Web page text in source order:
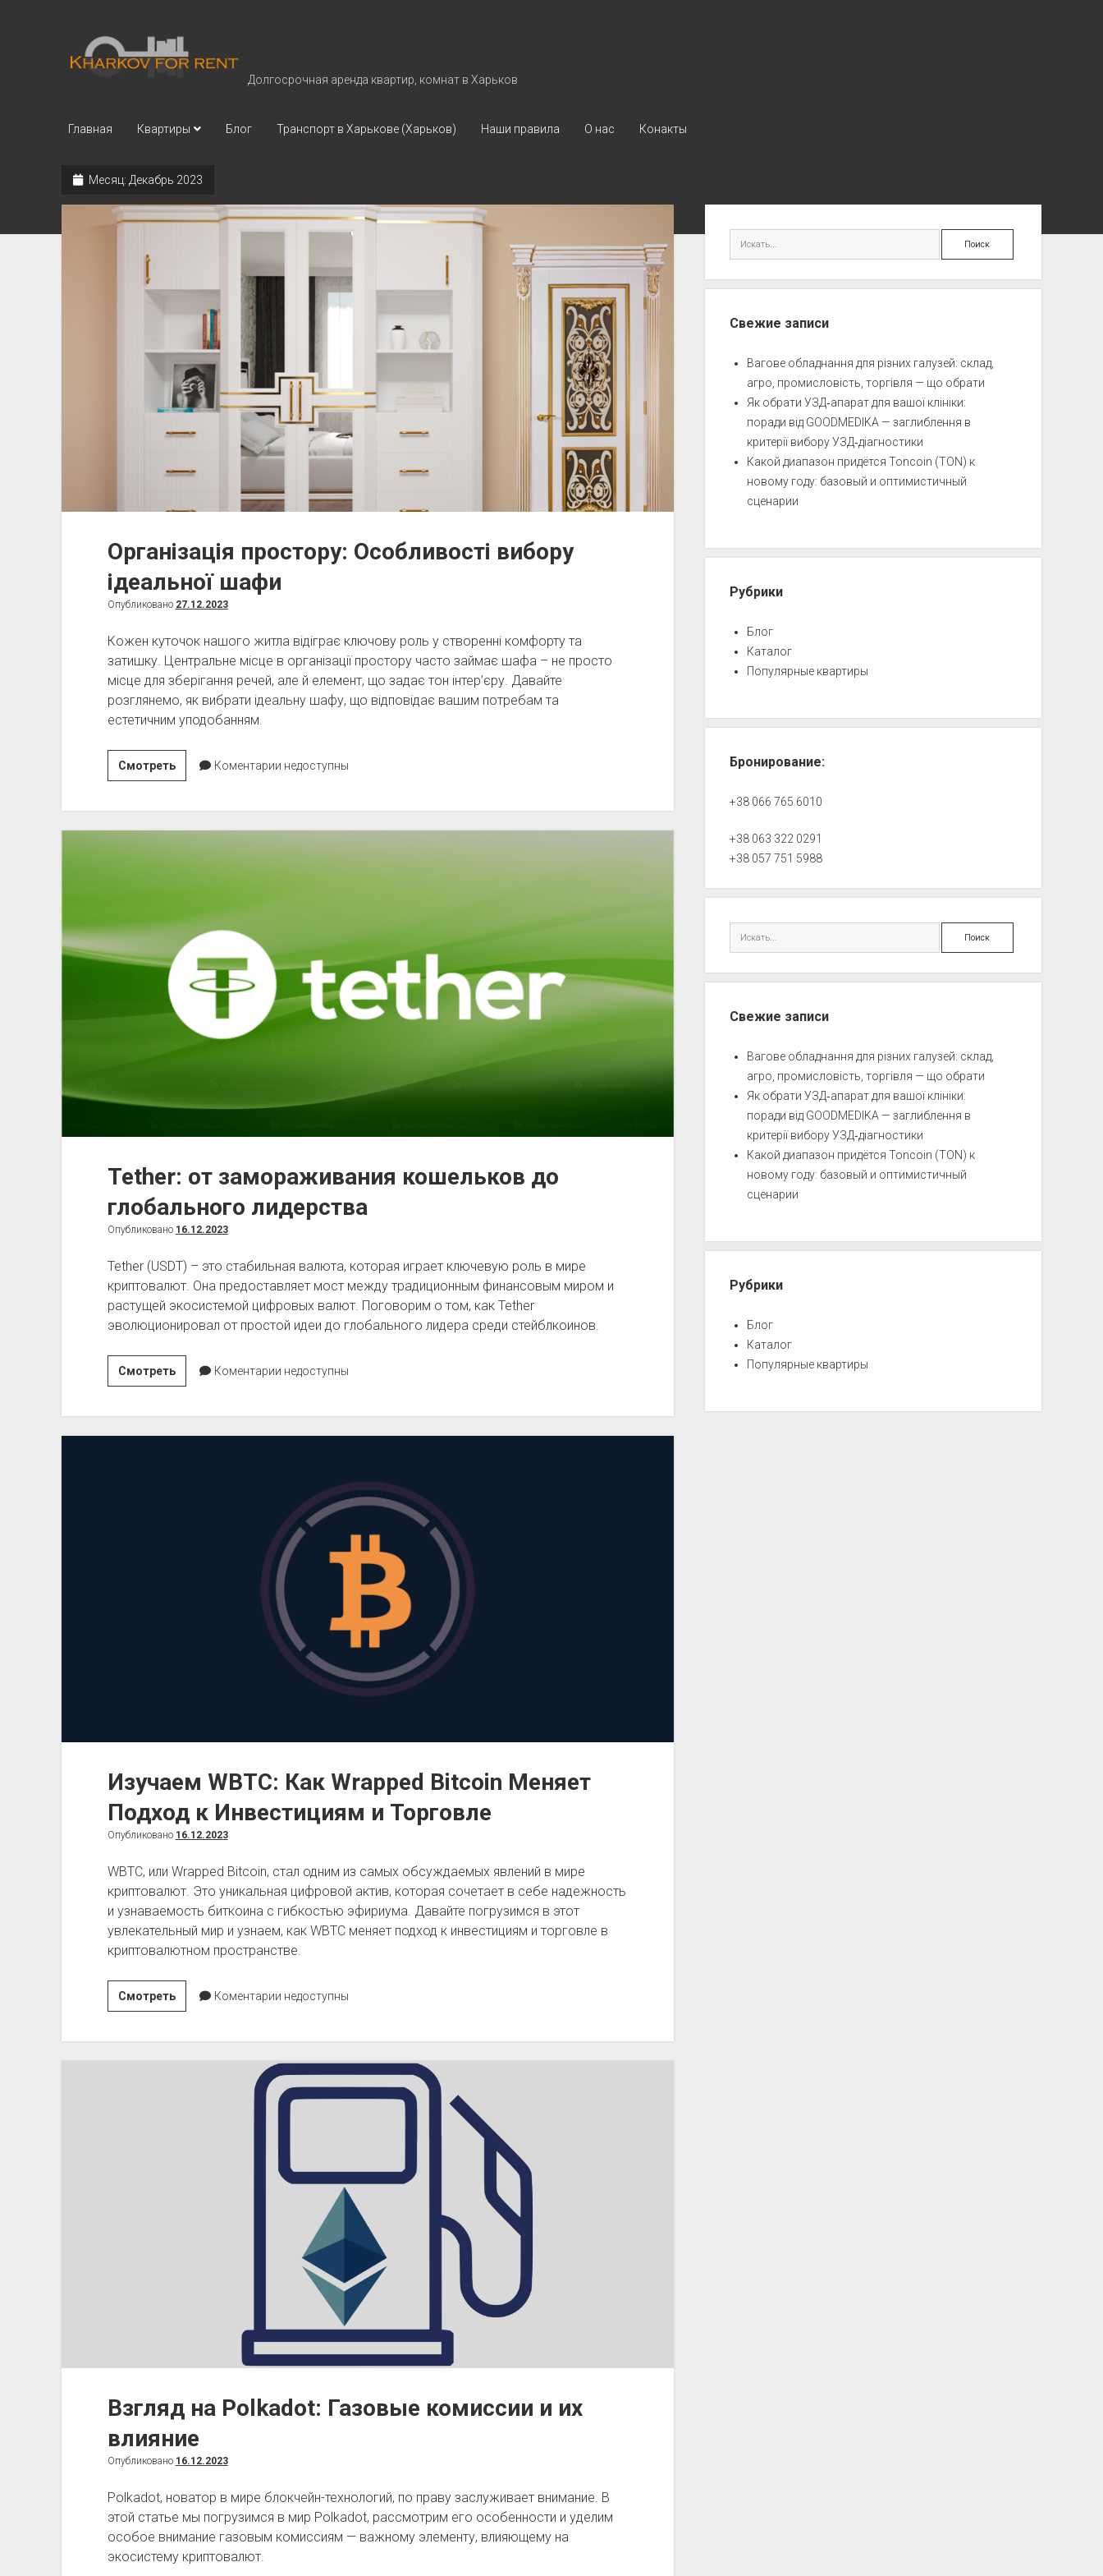
Kharkov
for
Долгосрочная аренда квартир, комнат в Харьков
Главная Квартиры Блог Транспорт в Харькове (Харьков) Наши правила О нас Конакты
Месяц: Декабрь 2023
Організація простору: Особливості вибору
ідеальної шафи
Опубликовано 27.12.2023
Кожен куточок нашого житла відіграє ключову роль у створенні комфорту та
затишку. Центральне місце в організації простору часто займає шафа – не просто
місце для зберігання речей, але й елемент, що задає тон інтер’єру. Давайте
розглянемо, як вибрати ідеальну шафу, що відповідає вашим потребам та
естетичним уподобанням.
СмотретьОрганізація
простору:
Коментарии недоступны
Tether: от замораживания кошельков до
глобального лидерства
Опубликовано 16.12.2023
Tether (USDT) – это стабильная валюта, которая играет ключевую роль в мире
криптовалют. Она предоставляет мост между традиционным финансовым миром и
растущей экосистемой цифровых валют. Поговорим о том, как Tether
эволюционировал от простой идеи до глобального лидера среди стейблкоинов.
СмотретьTether:
от
Коментарии недоступны
Изучаем WBTC: Как Wrapped Bitcoin Меняет
Подход к Инвестициям и Торговле
Опубликовано 16.12.2023
WBTC, или Wrapped Bitcoin, стал одним из самых обсуждаемых явлений в мире
криптовалют. Это уникальная цифровой актив, которая сочетает в себе надежность
и узнаваемость биткоина с гибкостью эфириума. Давайте погрузимся в этот
увлекательный мир и узнаем, как WBTC меняет подход к инвестициям и торговле в
криптовалютном пространстве.
СмотретьИзучаем
WBTC:
Коментарии недоступны
Взгляд на Polkadot: Газовые комиссии и их
влияние
Опубликовано 16.12.2023
Polkadot, новатор в мире блокчейн-технологий, по праву заслуживает внимание. В
этой статье мы погрузимся в мир Polkadot, рассмотрим его особенности и уделим
особое внимание газовым комиссиям — важному элементу, влияющему на
экосистему криптовалют.
панель
Поиск
Свежие записи
Вагове обладнання для різних галузей: склад,
агро, промисловість, торгівля — що обрати
Як обрати УЗД‑апарат для вашої клініки:
поради від GOODMEDIKA — заглиблення в
критерії вибору УЗД‑діагностики
Какой диапазон придётся Toncoin (TON) к
новому году: базовый и оптимистичный
сценарии
Рубрики
Блог
Каталог
Популярные квартиры
Бронирование:
+38 066 765 6010
+38 063 322 0291
+38 057 751 5988
Поиск
Свежие записи
Вагове обладнання для різних галузей: склад,
агро, промисловість, торгівля — що обрати
Як обрати УЗД‑апарат для вашої клініки:
поради від GOODMEDIKA — заглиблення в
критерії вибору УЗД‑діагностики
Какой диапазон придётся Toncoin (TON) к
новому году: базовый и оптимистичный
сценарии
Рубрики
Блог
Каталог
Популярные квартиры